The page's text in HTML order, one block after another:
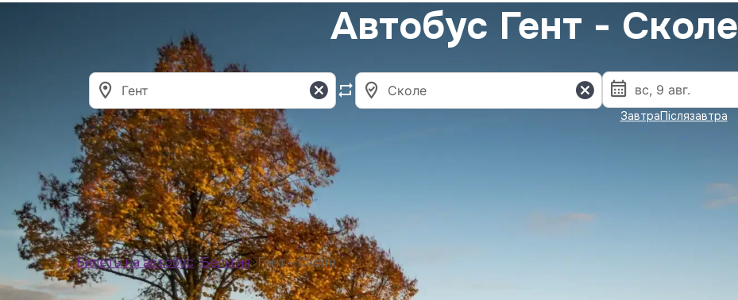
Автобус Гент - Сколе
ЗавтраПіслязавтра
Билеты на автобус>Бельгия>Гент - Сколе